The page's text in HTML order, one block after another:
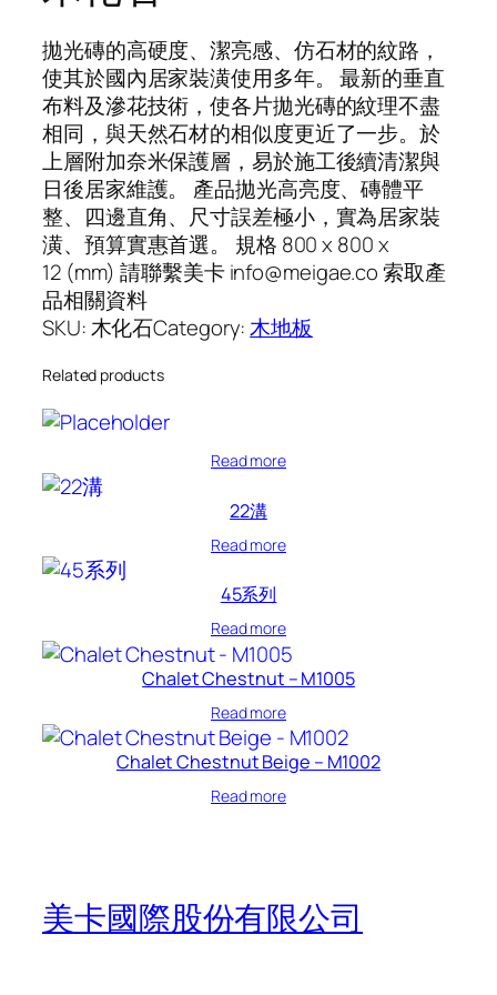
拋光磚的高硬度、潔亮感、仿石材的紋路，
使其於國內居家裝潢使用多年。 最新的垂直
布料及滲花技術，使各片拋光磚的紋理不盡
相同，與天然石材的相似度更近了一步。於
上層附加奈米保護層，易於施工後續清潔與
日後居家維護。 產品拋光高亮度、磚體平
整、四邊直角、尺寸誤差極小，實為居家裝
潢、預算實惠首選。 規格 800 x 800 x
12 (mm) 請聯繫美卡 info@meigae.co 索取產
品相關資料
SKU:木化石Category:木地板
Related products
Read more
22溝
Read more
45系列
Read more
Chalet Chestnut – M1005
Read more
Chalet Chestnut Beige – M1002
Read more
美卡國際股份有限公司